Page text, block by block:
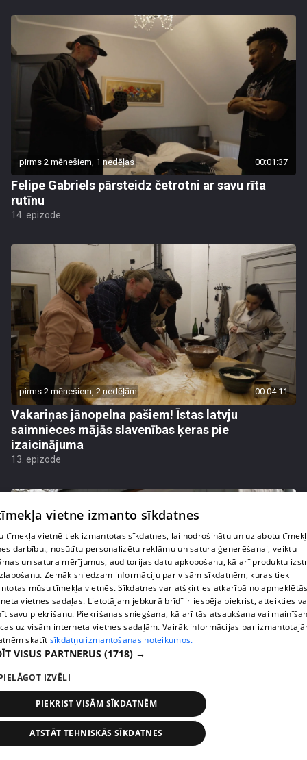
pirms 2 mēnešiem, 1 nedēļas 00:01:37
Felipe Gabriels pārsteidz četrotni ar savu rīta
rutīnu
14. epizode
pirms 2 mēnešiem, 2 nedēļām 00:04:11
Vakariņas jānopelna pašiem! Īstas latvju
saimnieces mājās slavenības ķeras pie
izaicinājuma
13. epizode
pirms 2 mēnešiem, 2 nedēļām
"Kaku templis!" Pašmāju slavenības iepazīst
unikālu mazmājiņu
13. epizode
vietne izmanto sīkdatnes
tīmekļa vietnē tiek izmantotas sīkdatnes, lai nodrošinātu un uzlabotu
darbību., nosūtītu personalizētu reklāmu un satura ģenerēšanai, veiktu
un satura mērījumus, auditorijas datu apkopošanu, kā arī produktu
Zemāk sniedzam informāciju par visām sīkdatnēm, kuras tiek
mūsu tīmekļa vietnēs. Sīkdatnes var atšķirties atkarībā no
vietnes sadaļas. Lietotājam jebkurā brīdī ir iespēja piekrist, atteikties
savu piekrišanu. Piekrišanas sniegšana, kā arī tās atsaukšana vai
uz visām interneta vietnes sadaļām. Vairāk informācijas par
skatīt sīkdatņu izmantošanas noteikumos.
VISUS PARTNERUS (1718) →
IZVĒLI
PIEKRIST VISĀM SĪKDATNĒM
ATSTĀT TEHNISKĀS SĪKDATNES